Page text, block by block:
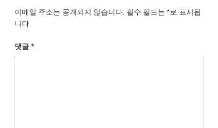
이메일 주소는 공개되지 않습니다. 필수 필드는 *로 표시됩
니다
댓글 *